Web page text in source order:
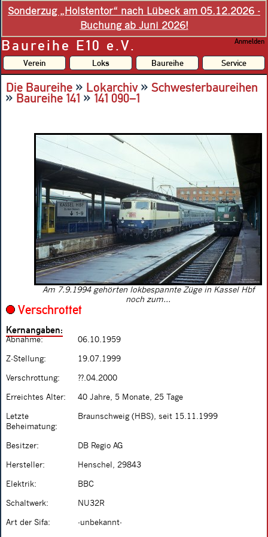
Sonderzug „Holstentor“ nach Lübeck am 05.12.2026 -
Buchung ab Juni 2026!
Baureihe E10 e.V. Anmelden
Verein Loks Baureihe Service
Die Baureihe » Lokarchiv» Schwesterbaureihen
»Baureihe 141 »141 090–1
Am 7.9.1994 gehörten lokbespannte Züge in Kassel Hbf
noch zum...
Verschrottet
Kernangaben:
Abnahme: 06.10.1959
Z-Stellung: 19.07.1999
Verschrottung: ??.04.2000
Erreichtes Alter: 40 Jahre, 5 Monate, 25 Tage
Letzte
Beheimatung:
Braunschweig (HBS), seit 15.11.1999
Besitzer: DB Regio AG
Hersteller: Henschel, 29843
Elektrik: BBC
Schaltwerk: NU32R
Art der Sifa: -unbekannt-